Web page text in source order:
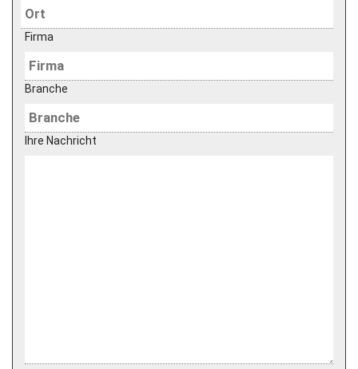
Firma
Branche
Ihre Nachricht